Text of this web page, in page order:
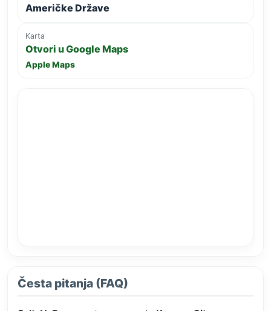
Američke Države
Karta
Otvori u Google Maps
Apple Maps
Česta pitanja (FAQ)